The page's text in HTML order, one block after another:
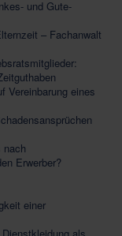
und Gute-
– Fachanwalt
Vereinbarung eines
nach
Erwerber?
einer
als